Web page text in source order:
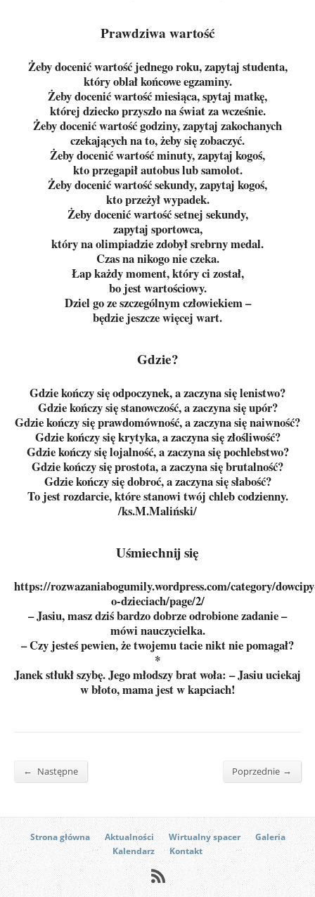
Prawdziwa wartość
Żeby docenić wartość jednego roku, zapytaj studenta,
który oblał końcowe egzaminy.
Żeby docenić wartość miesiąca, spytaj matkę,
której dziecko przyszło na świat za wcześnie.
Żeby docenić wartość godziny, zapytaj zakochanych
czekających na to, żeby się zobaczyć.
Żeby docenić wartość minuty, zapytaj kogoś,
kto przegapił autobus lub samolot.
Żeby docenić wartość sekundy, zapytaj kogoś,
kto przeżył wypadek.
Żeby docenić wartość setnej sekundy,
zapytaj sportowca,
który na olimpiadzie zdobył srebrny medal.
Czas na nikogo nie czeka.
Łap każdy moment, który ci został,
bo jest wartościowy.
Dziel go ze szczególnym człowiekiem –
będzie jeszcze więcej wart.
Gdzie?
Gdzie kończy się odpoczynek, a zaczyna się lenistwo?
Gdzie kończy się stanowczość, a zaczyna się upór?
Gdzie kończy się prawdomówność, a zaczyna się naiwność?
Gdzie kończy się krytyka, a zaczyna się złośliwość?
Gdzie kończy się lojalność, a zaczyna się pochlebstwo?
Gdzie kończy się prostota, a zaczyna się brutalność?
Gdzie kończy się dobroć, a zaczyna się słabość?
To jest rozdarcie, które stanowi twój chleb codzienny.
/ks.M.Maliński/
Uśmiechnij się
https://rozwazaniabogumily.wordpress.com/category/
o-dzieciach/page/2/
– Jasiu, masz dziś bardzo dobrze odrobione zadanie –
mówi nauczycielka.
– Czy jesteś pewien, że twojemu tacie nikt nie pomagał?
*
Janek stłukł szybę. Jego młodszy brat woła: – Jasiu uciekaj
w błoto, mama jest w kapciach!
← Następne Poprzednie →
Strona główna Aktualności Wirtualny spacer
Galeria
Kalendarz
Kontakt